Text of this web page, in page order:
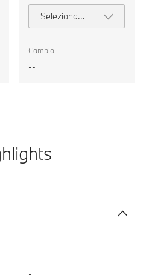
Seleziona
motorizzazione
Cambio
--
-